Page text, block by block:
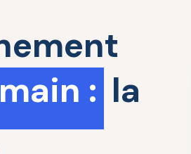
: la